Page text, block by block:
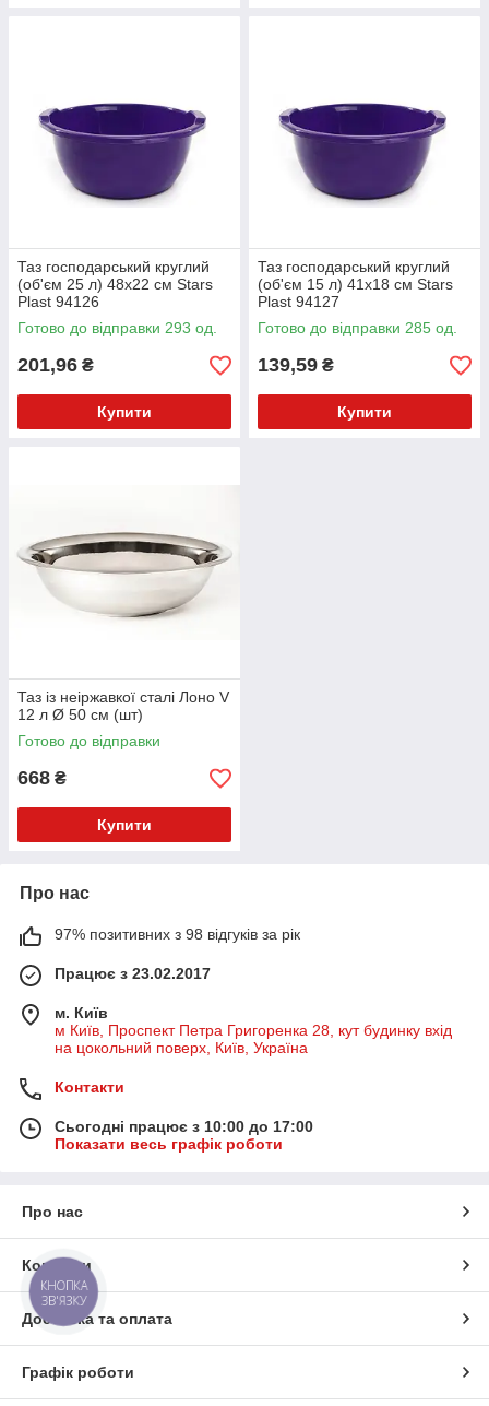
Таз господарський круглий
(об'єм 25 л) 48х22 см Stars
Plast 94126
Готово до відправки 293 од.
201,96 ₴
Купити
Таз господарський круглий
(об'єм 15 л) 41х18 см Stars
Plast 94127
Готово до відправки 285 од.
139,59 ₴
Купити
Таз із неіржавкої сталі Лоно V
12 л Ø 50 см (шт)
Готово до відправки
668 ₴
Купити
Про нас
97% позитивних з 98 відгуків за рік
Працює з 23.02.2017
м. Київ
м Київ, Проспект Петра Григоренка 28, кут будинку вхід
на цокольний поверх, Київ, Україна
Контакти
Сьогодні працює з 10:00 до 17:00
Показати весь графік роботи
Про нас
Контакти
Доставка та оплата
Графік роботи
КНОПКА
ЗВ'ЯЗКУ